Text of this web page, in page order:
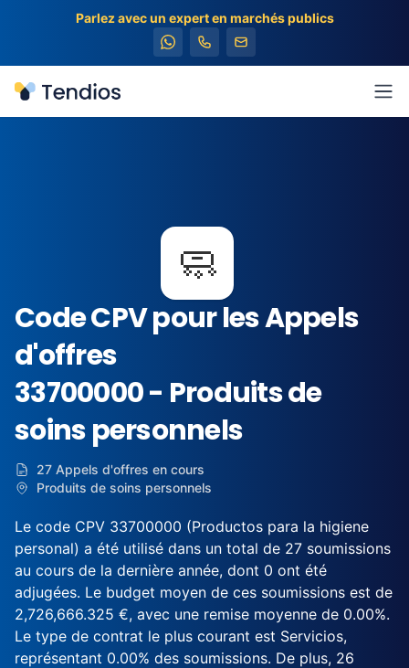
Parlez avec un expert en marchés publics
Tendios
🧼
Code CPV pour les Appels
d'offres
33700000 - Produits de
soins personnels
27 Appels d'offres en cours
Produits de soins personnels
Le code CPV 33700000 (Productos para la higiene
personal) a été utilisé dans un total de 27 soumissions
au cours de la dernière année, dont 0 ont été
adjugées. Le budget moyen de ces soumissions est de
2,726,666.325 €, avec une remise moyenne de 0.00%.
Le type de contrat le plus courant est Servicios,
représentant 0.00% des soumissions. De plus, 26